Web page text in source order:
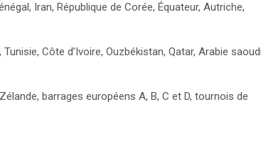
Iran, République de Corée, Équateur, Autriche,
Côte d’Ivoire, Ouzbékistan, Qatar, Arabie
barrages européens A, B, C et D, tournois de